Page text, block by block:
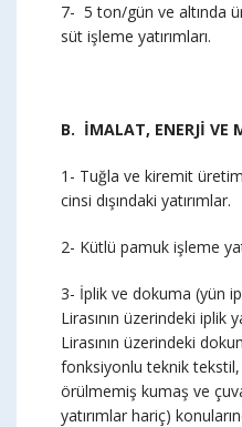
7- 5 ton/gün ve altında
süt işleme yatırımları.
B. İMALAT, ENERJİ VE
1- Tuğla ve kiremit
cinsi dışındaki yatırımlar.
2- Kütlü pamuk işleme
3- İplik ve dokuma (yün
Lirasının üzerindeki iplik
Lirasının üzerindeki
fonksiyonlu teknik
örülmemiş kumaş ve
yatırımlar hariç)